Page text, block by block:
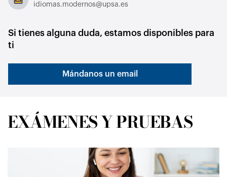
idiomas.modernos@upsa.es
Si tienes alguna duda, estamos disponibles para
ti
Mándanos un email
EXÁMENES Y PRUEBAS